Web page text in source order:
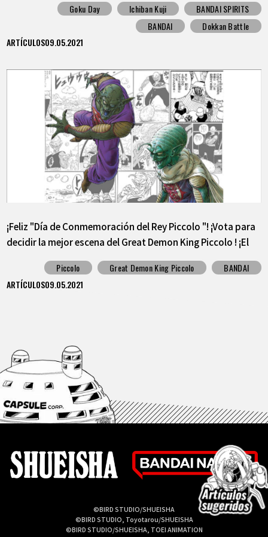
Goku Day Ichiban Kuji
BANDAI SPIRITS
BANDAI
Dokkan Battle
ARTÍCULOS09.05.2021
¡Feliz "Día de Conmemoración del Rey Piccolo "! ¡Vota para
decidir la mejor escena del Great Demon King Piccolo ! ¡El
Piccolo Great Demon King Piccolo
BANDAI
ARTÍCULOS09.05.2021
©BIRD STUDIO/SHUEISHA
©BIRD STUDIO, Toyotarou/SHUEISHA
©BIRD STUDIO/SHUEISHA, TOEI ANIMATION